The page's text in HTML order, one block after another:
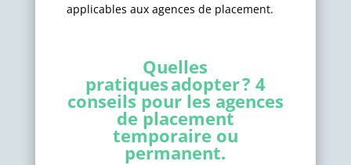
applicables aux agences de placement.
Quelles
pratiques adopter ? 4
conseils pour les agences
de placement
temporaire ou
permanent.